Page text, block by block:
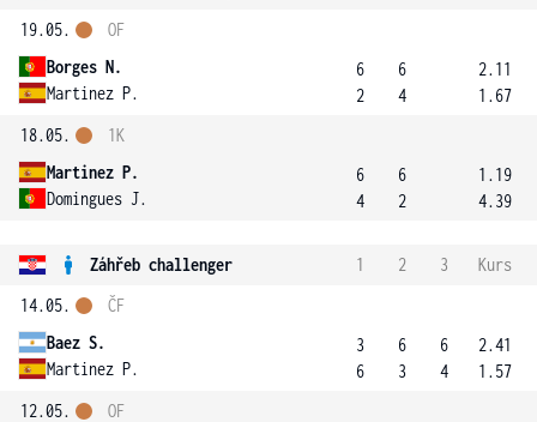
19.05.
Borges N.
Martinez P.
OF
6
2
6
4
2.11
1.67
18.05.
Martinez P.
Domingues J.
1K
6
4
6
2
1.19
4.39
Záhřeb challenger 1 2 3
Kurs
14.05.
Baez S.
Martinez P.
ČF
3
6
6
3
6
4
2.41
1.57
12.05.
OF